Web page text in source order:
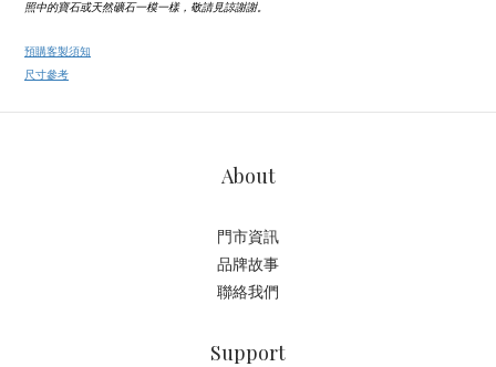
照中的寶石或天然礦石一模一樣，敬請見諒謝謝。
預購客製須知
尺寸參考
About
門市資訊
品牌故事
聯絡我們
Support